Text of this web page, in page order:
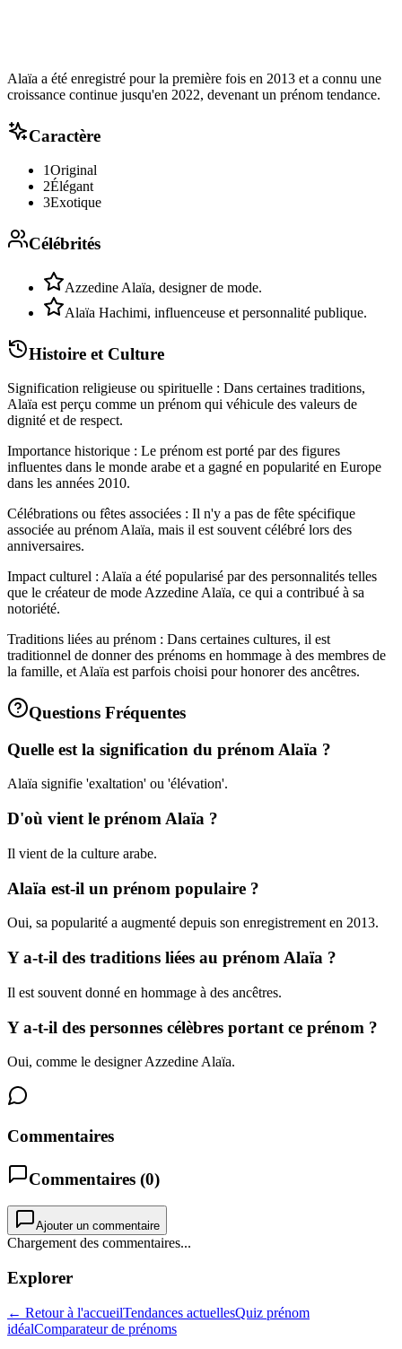
Alaïa a été enregistré pour la première fois en 2013 et a connu une
croissance continue jusqu'en 2022, devenant un prénom tendance.
Caractère
1Original
2Élégant
3Exotique
Célébrités
Azzedine Alaïa, designer de mode.
Alaïa Hachimi, influenceuse et personnalité publique.
Histoire et Culture
Signification religieuse ou spirituelle : Dans certaines traditions,
Alaïa est perçu comme un prénom qui véhicule des valeurs de
dignité et de respect.
Importance historique : Le prénom est porté par des figures
influentes dans le monde arabe et a gagné en popularité en Europe
dans les années 2010.
Célébrations ou fêtes associées : Il n'y a pas de fête spécifique
associée au prénom Alaïa, mais il est souvent célébré lors des
anniversaires.
Impact culturel : Alaïa a été popularisé par des personnalités telles
que le créateur de mode Azzedine Alaïa, ce qui a contribué à sa
notoriété.
Traditions liées au prénom : Dans certaines cultures, il est
traditionnel de donner des prénoms en hommage à des membres de
la famille, et Alaïa est parfois choisi pour honorer des ancêtres.
Questions Fréquentes
Quelle est la signification du prénom Alaïa ?
Alaïa signifie 'exaltation' ou 'élévation'.
D'où vient le prénom Alaïa ?
Il vient de la culture arabe.
Alaïa est-il un prénom populaire ?
Oui, sa popularité a augmenté depuis son enregistrement en 2013.
Y a-t-il des traditions liées au prénom Alaïa ?
Il est souvent donné en hommage à des ancêtres.
Y a-t-il des personnes célèbres portant ce prénom ?
Oui, comme le designer Azzedine Alaïa.
Commentaires
Commentaires (0)
Ajouter un commentaire
Chargement des commentaires...
Explorer
← Retour à l'accueilTendances actuellesQuiz prénom
idéalComparateur de prénoms